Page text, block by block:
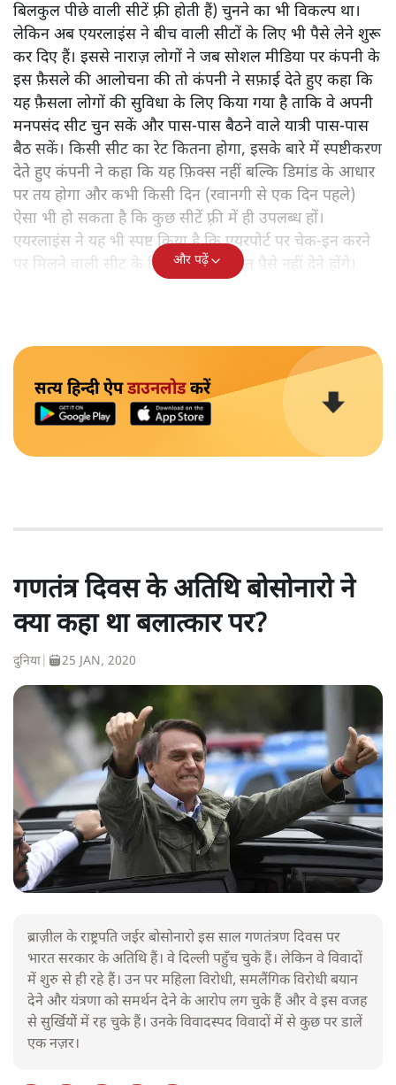
बिलकुल पीछे वाली सीटें फ़्री होती हैं) चुनने का भी विकल्प था।
लेकिन अब एयरलाइंस ने बीच वाली सीटों के लिए भी पैसे लेने शुरू
कर दिए हैं। इससे नाराज़ लोगों ने जब सोशल मीडिया पर कंपनी के
इस फ़ैसले की आलोचना की तो कंपनी ने सफ़ाई देते हुए कहा कि
यह फ़ैसला लोगों की सुविधा के लिए किया गया है ताकि वे अपनी
मनपसंद सीट चुन सकें और पास-पास बैठने वाले यात्री पास-पास
बैठ सकें। किसी सीट का रेट कितना होगा, इसके बारे में स्पष्टीकरण
देते हुए कंपनी ने कहा कि यह फ़िक्स नहीं बल्कि डिमांड के आधार
पर तय होगा और कभी किसी दिन (रवानगी से एक दिन पहले)
ऐसा भी हो सकता है कि कुछ सीटें फ़्री में ही उपलब्ध हों।
एयरलाइंस ने यह भी स्पष्ट किया है कि एयरपोर्ट पर चेक-इन करने
पर मिलने वाली सीट के लिए कोई अतिरक्त पैसे नहीं देने होंगे।
और पढ़ें
सत्य हिन्दी ऐपडाउनलोडकरें
गणतंत्र दिवस के अतिथि बोसोनारो ने
क्या कहा था बलात्कार पर?
दुनिया 25 JAN, 2020
ब्राज़ील के राष्ट्रपति जईर बोसोनारो इस साल गणतंत्रण दिवस पर
भारत सरकार के अतिथि हैं। वे दिल्ली पहुँच चुके हैं। लेकिन वे विवादों
में शुरु से ही रहे हैं। उन पर महिला विरोधी, समलैंगिक विरोधी बयान
देने और यंत्रणा को समर्थन देने के आरोप लग चुके हैं और वे इस वजह
से सुर्खियोें में रह चुके हैं। उनके विवादस्पद विवादों में से कुछ पर डालें
एक नज़र।